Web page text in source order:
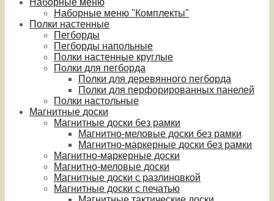
Наборные меню
Наборные меню "Комплекты"
Полки настенные
Пегборды
Пегборды напольные
Полки настенные круглые
Полки для пегборда
Полки для деревянного пегборда
Полки для перфорированных панелей
Полки настольные
Магнитные доски
Магнитные доски без рамки
Магнитно-меловые доски без рамки
Магнитно-маркерные доски без рамки
Магнитно-маркерные доски
Магнитно-меловые доски
Магнитные доски с разлиновкой
Магнитные доски с печатью